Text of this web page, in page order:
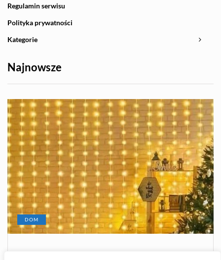
Regulamin serwisu
Polityka prywatności
Kategorie
Najnowsze
DOM